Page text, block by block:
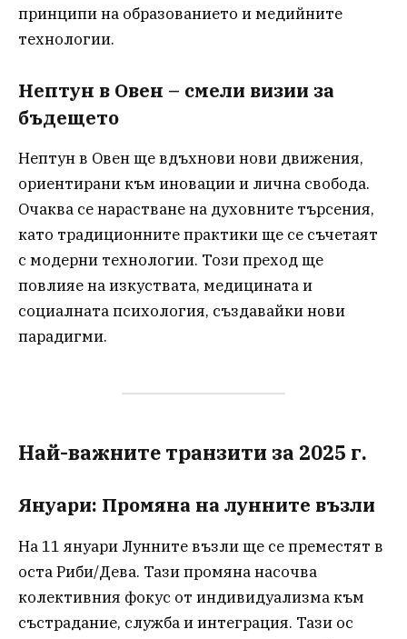
принципи на образованието и медийните
технологии.
Нептун в Овен – смели визии за
бъдещето
Нептун в Овен ще вдъхнови нови движения,
ориентирани към иновации и лична свобода.
Очаква се нарастване на духовните търсения,
като традиционните практики ще се съчетаят
с модерни технологии. Този преход ще
повлияе на изкуствата, медицината и
социалната психология, създавайки нови
парадигми.
Най-важните транзити за 2025 г.
Януари: Промяна на лунните възли
На 11 януари Лунните възли ще се преместят в
оста Риби/Дева. Тази промяна насочва
колективния фокус от индивидуализма към
състрадание, служба и интеграция. Тази ос